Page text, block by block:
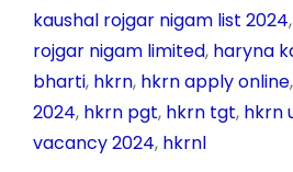
b
o
o
k
A
p
p
a
m
kaushal rojgar nigam list 2024,
rojgar nigam limited, haryna
bharti, hkrn, hkrn apply online,
2024, hkrn pgt, hkrn tgt, hkrn
vacancy 2024, hkrnl